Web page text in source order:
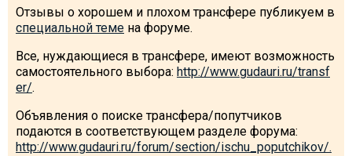
Отзывы о хорошем и плохом трансфере публикуем в
специальной теме на форуме.
Все, нуждающиеся в трансфере, имеют возможность
самостоятельного выбора: http://www.gudauri.ru/transf
er/.
Объявления о поиске трансфера/попутчиков
подаются в соответствующем разделе форума:
http://www.gudauri.ru/forum/section/ischu_poputchikov/.
Apartments
Cottages